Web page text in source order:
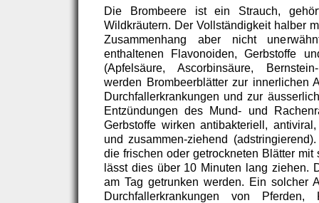
Die Brombeere ist ein Strauch,
Wildkräutern. Der Vollständigkeit halber
Zusammenhang aber nicht
enthaltenen Flavonoiden, Gerbstoffe
(Apfelsäure, Ascorbinsäure,
werden Brombeerblätter zur innerlichen
Durchfallerkrankungen und zur
Entzündungen des Mund- und
Gerbstoffe wirken antibakteriell,
und zusammen-ziehend
die frischen oder getrockneten Blätter mit
lässt dies über 10 Minuten lang ziehen.
am Tag getrunken werden. Ein solcher
Durchfallerkrankungen von